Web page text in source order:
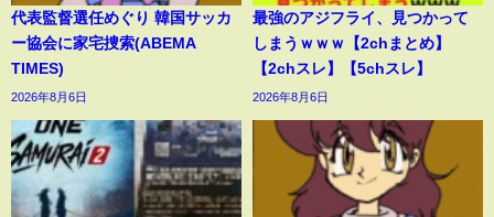
代表監督選任めぐり 韓国サッカ
ー協会に家宅捜索(ABEMA
TIMES)
2026年8月6日
最強のアジフライ、見つかって
しまうｗｗｗ【2chまとめ】
【2chスレ】【5chスレ】
2026年8月6日